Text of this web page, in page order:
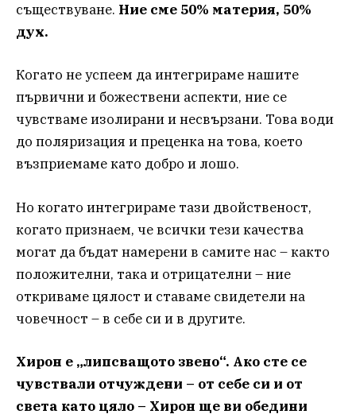
съществуване. Ние сме 50% материя, 50%
дух.
Когато не успеем да интегрираме нашите
първични и божествени аспекти, ние се
чувстваме изолирани и несвързани. Това води
до поляризация и преценка на това, което
възприемаме като добро и лошо.
Но когато интегрираме тази двойственост,
когато признаем, че всички тези качества
могат да бъдат намерени в самите нас – както
положителни, така и отрицателни – ние
откриваме цялост и ставаме свидетели на
човечност – в себе си и в другите.
Хирон е „липсващото звено“. Ако сте се
чувствали отчуждени – от себе си и от
света като цяло – Хирон ще ви обедини